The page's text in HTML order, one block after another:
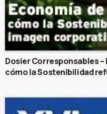
Dosier Corresponsables
cómo la Sostenibilidad